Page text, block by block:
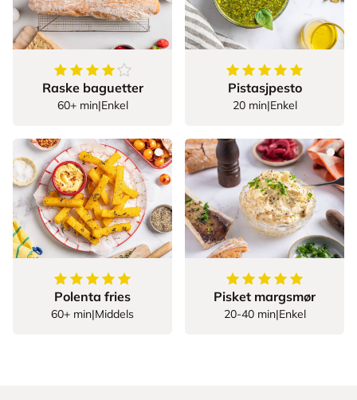
4.5av5 stjerner
Raske baguetter
60+ min|Enkel
5av5stjerner
Pistasjpesto
20 min|Enkel
5av5stjerner
Polenta fries
60+ min|Middels
5av5stjerner
Pisket margsmør
20-40 min|Enkel